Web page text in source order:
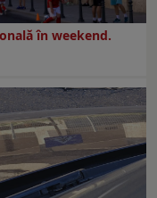
în weekend.